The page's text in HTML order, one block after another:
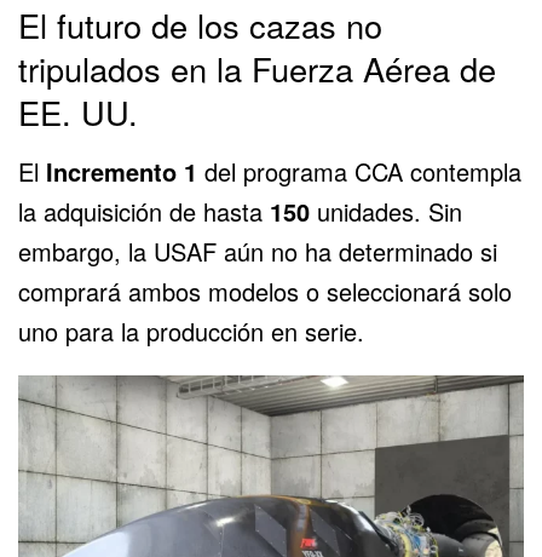
El futuro de los cazas no
tripulados en la Fuerza Aérea de
EE. UU.
El Incremento 1 del programa CCA contempla
la adquisición de hasta 150 unidades. Sin
embargo, la USAF aún no ha determinado si
comprará ambos modelos o seleccionará solo
uno para la producción en serie.